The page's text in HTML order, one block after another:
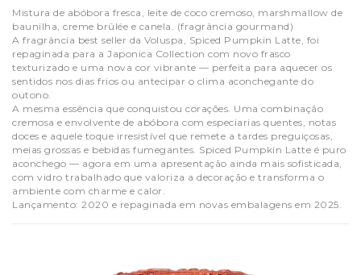
Mistura de abóbora fresca, leite de coco cremoso, marshmallow de
baunilha, creme brûlée e canela. (fragrância gourmand)
A fragrância best seller da Voluspa, Spiced Pumpkin Latte, foi
repaginada para a Japonica Collection com novo frasco
texturizado e uma nova cor vibrante — perfeita para aquecer os
sentidos nos dias frios ou antecipar o clima aconchegante do
outono.
A mesma essência que conquistou corações. Uma combinação
cremosa e envolvente de abóbora com especiarias quentes, notas
doces e aquele toque irresistível que remete a tardes preguiçosas,
meias grossas e bebidas fumegantes. Spiced Pumpkin Latte é puro
aconchego — agora em uma apresentação ainda mais sofisticada,
com vidro trabalhado que valoriza a decoração e transforma o
ambiente com charme e calor.
Lançamento: 2020 e repaginada em novas embalagens em 2025.